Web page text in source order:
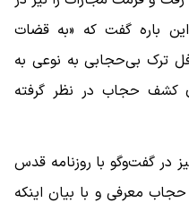
این باره گفت که «به قضات
ترک بی‌حجابی به‌ نوعی به
کشف حجاب در نظر گرفته
۲۷ آبان ماه نیز در گفت‌وگو با روزنامه قدس
معرفی و با بیان اینکه